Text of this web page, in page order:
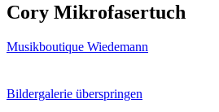
Cory Mikrofasertuch
Musikboutique Wiedemann
Bildergalerie überspringen